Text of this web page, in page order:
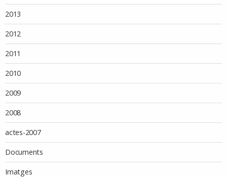
2013
2012
2011
2010
2009
2008
actes-2007
Documents
Imatges